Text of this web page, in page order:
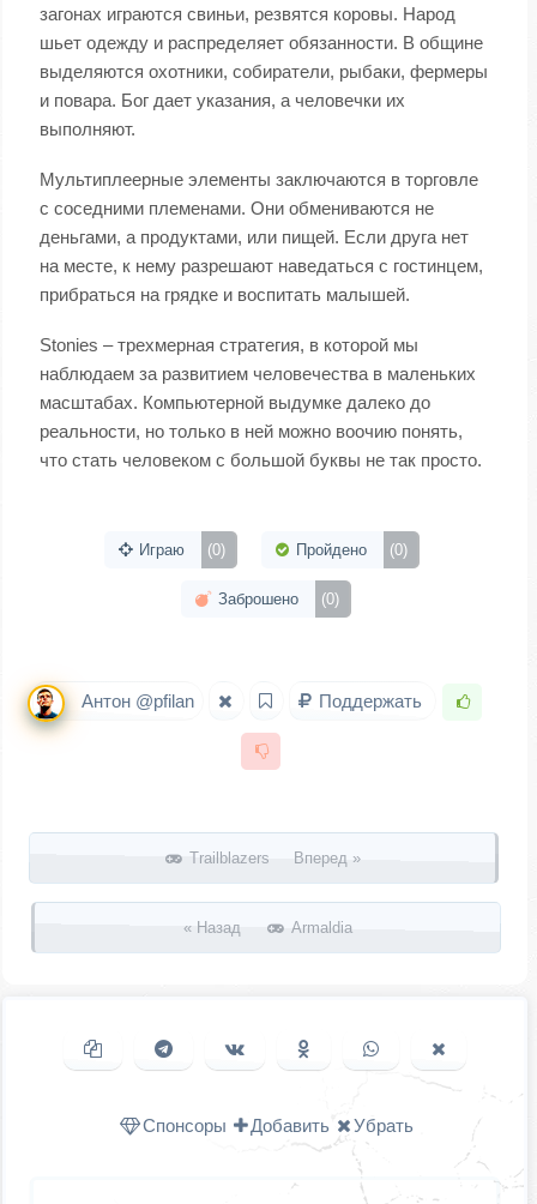
загонах играются свиньи, резвятся коровы. Народ
шьет одежду и распределяет обязанности. В общине
выделяются охотники, собиратели, рыбаки, фермеры
и повара. Бог дает указания, а человечки их
выполняют.
Мультиплеерные элементы заключаются в торговле
с соседними племенами. Они обмениваются не
деньгами, а продуктами, или пищей. Если друга нет
на месте, к нему разрешают наведаться с гостинцем,
прибраться на грядке и воспитать малышей.
Stonies – трехмерная стратегия, в которой мы
наблюдаем за развитием человечества в маленьких
масштабах. Компьютерной выдумке далеко до
реальности, но только в ней можно воочию понять,
что стать человеком с большой буквы не так просто.
Играю (0) Пройдено (0)
Заброшено (0)
Антон @pfilan Поддержать
Запись навигация
Trailblazers Вперед »
« Назад Armaldia
Копировать ссылкуПоделиться в Telegram
Поделиться ВКонтакте
Поделиться в
Одноклассниках
Поделиться в
WhatsAppв X
Спонсоры Добавить Убрать